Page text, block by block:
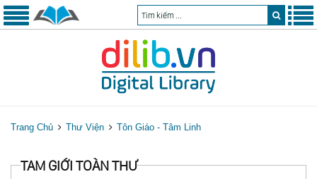
Trang Chủ Thư Viện Tôn Giáo - Tâm Linh
TAM GIỚI TOÀN THƯ